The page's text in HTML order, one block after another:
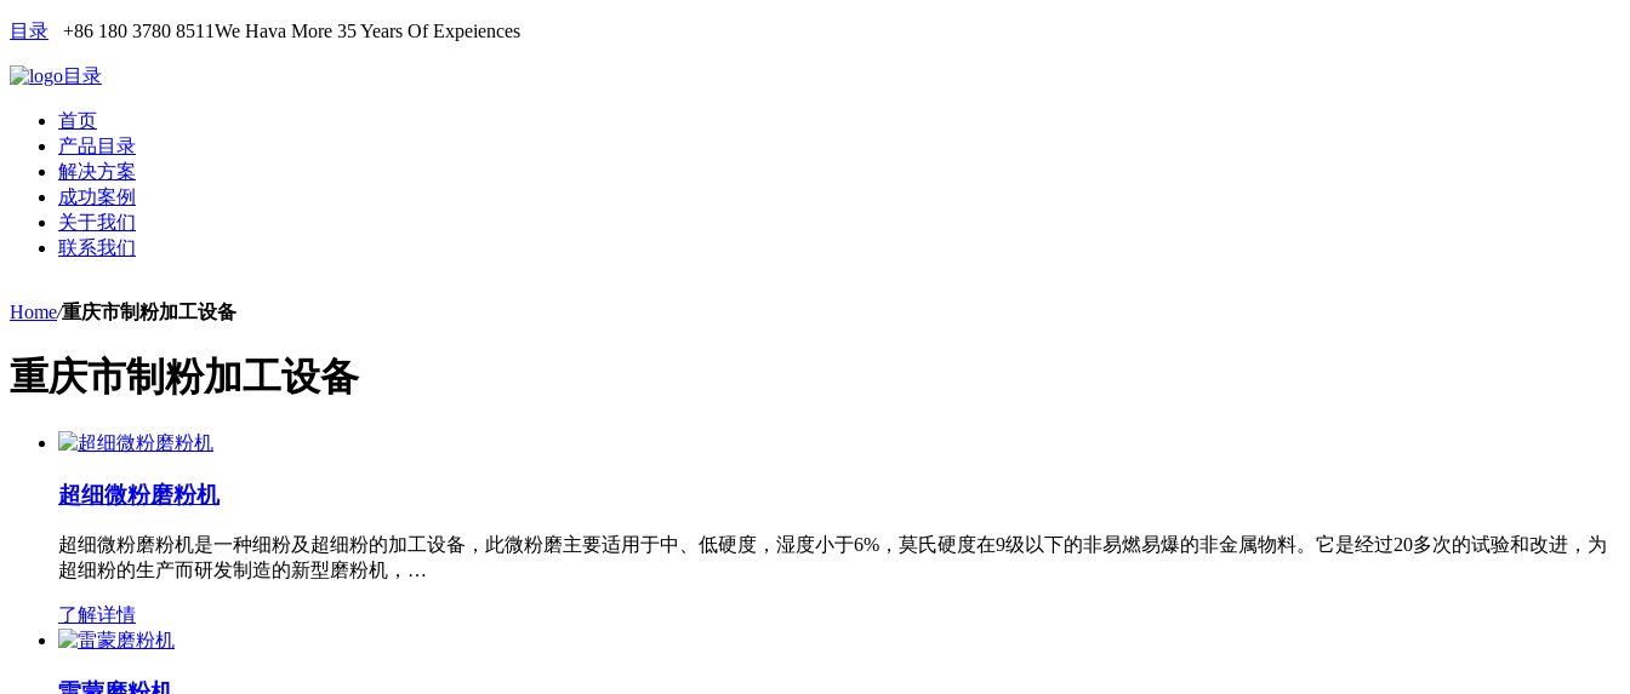
目录 +86 180 3780 8511We Hava More 35 Years Of Expeiences
目录
首页
产品目录
解决方案
成功案例
关于我们
联系我们
Home/重庆市制粉加工设备
重庆市制粉加工设备
超细微粉磨粉机
超细微粉磨粉机是一种细粉及超细粉的加工设备，此微粉磨主要适用于中、低硬度，湿度小于6%，莫氏硬度在9级以下的非易燃易爆的非金属物料。它是经过20多次的试验和改进，为
超细粉的生产而研发制造的新型磨粉机，…
了解详情